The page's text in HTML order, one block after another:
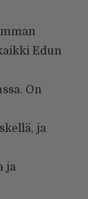
Edun
On
ja
ja